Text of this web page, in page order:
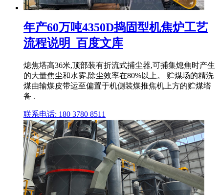
年产60万吨4350D捣固型机焦炉工艺
流程说明_百度文库
熄焦塔高36米,顶部装有折流式捕尘器,可捕集熄焦时产生
的大量焦尘和水雾,除尘效率在80%以上。 贮煤场的精洗
煤由输煤皮带运至偏置于机侧装煤推焦机上方的贮煤塔
备 .
联系电话: 180 3780 8511